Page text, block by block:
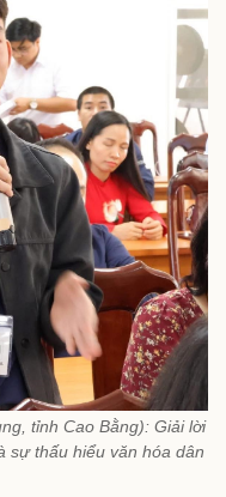
tỉnh Cao Bằng): Giải lời
sự thấu hiểu văn hóa dân